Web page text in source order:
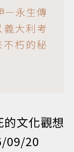
—永生傳
大利考
朽的秘
文化觀想
09/20